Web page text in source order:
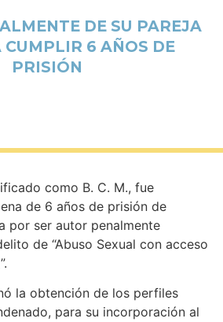
DE SU PAREJA
CUMPLIR 6 AÑOS DE
PRISIÓN
como B. C. M., fue
de 6 años de prisión de
por ser autor penalmente
de “Abuso Sexual con acceso
la obtención de los perfiles
para su incorporación al